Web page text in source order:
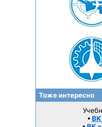
Тоже интересно
• ВК